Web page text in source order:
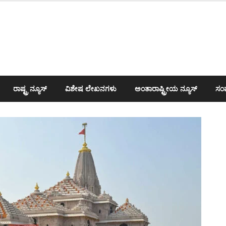
ರಾಷ್ಟ್ರ ನ್ಯೂಸ್ ವಿಶೇಷ ಲೇಖನಗಳು ಅಂತಾರಾಷ್ಟ್ರೀಯ ನ್ಯೂಸ್